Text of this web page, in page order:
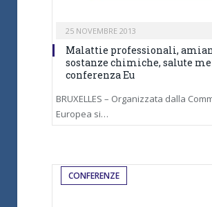
25 NOVEMBRE 2013
Malattie professionali,
sostanze chimiche, salute
conferenza Eu
BRUXELLES – Organizzata dalla
Europea si…
CONFERENZE